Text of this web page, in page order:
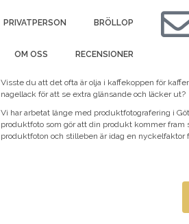
PRIVATPERSON BRÖLLOP
OM OSS RECENSIONER
Visste du att det ofta är olja i kaffekoppen för
nagellack för att se extra glänsande och läcker ut?
Vi har arbetat länge med produktfotografering i
produktfoto som gör att din produkt kommer
produktfoton och stilleben är idag en nyckelfaktor